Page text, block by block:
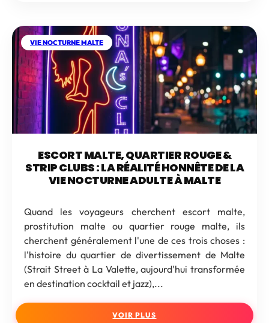
VIE NOCTURNE MALTE
ESCORT MALTE, QUARTIER ROUGE &
STRIP CLUBS : LA RÉALITÉ HONNÊTE DE LA
VIE NOCTURNE ADULTE À MALTE
Quand les voyageurs cherchent escort malte,
prostitution malte ou quartier rouge malte, ils
cherchent généralement l'une de ces trois choses :
l'histoire du quartier de divertissement de Malte
(Strait Street à La Valette, aujourd'hui transformée
en destination cocktail et jazz),...
VOIR PLUS